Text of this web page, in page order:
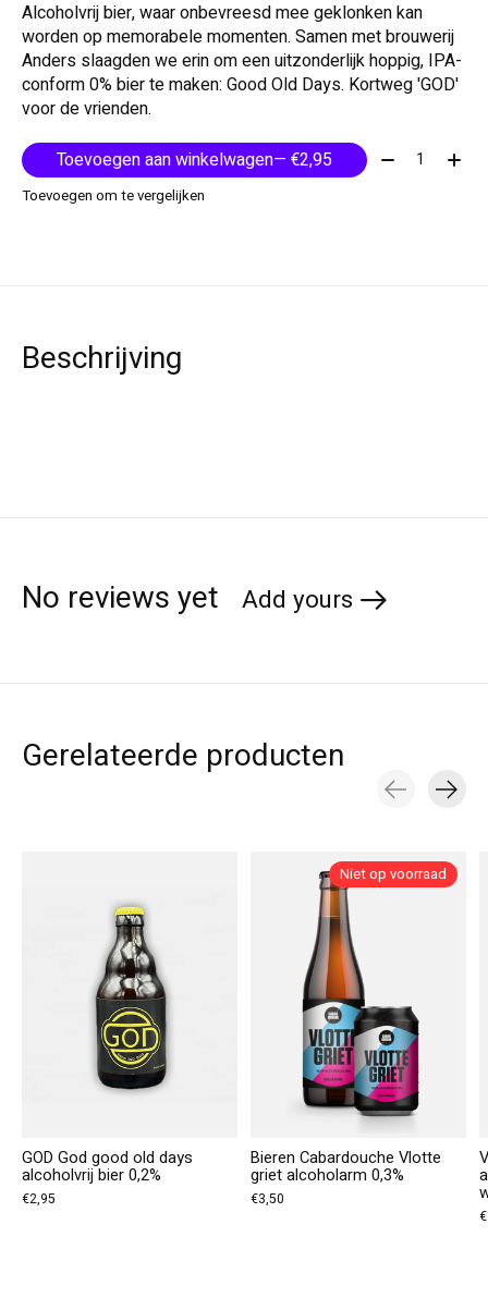
Alcoholvrij bier, waar onbevreesd mee geklonken kan
worden op memorabele momenten. Samen met brouwerij
Anders slaagden we erin om een uitzonderlijk hoppig, IPA-
conform 0% bier te maken: Good Old Days. Kortweg 'GOD'
voor de vrienden.
Toevoegen aan winkelwagen
— €2,95 Aantal:
Toevoegen om te vergelijken
Beschrijving
No reviews yet Add yours
Gerelateerde producten
GOD God good old days
alcoholvrij bier 0,2%
€2,95
Niet op voorraad
Bieren Cabardouche Vlotte
griet alcoholarm 0,3%
€3,50